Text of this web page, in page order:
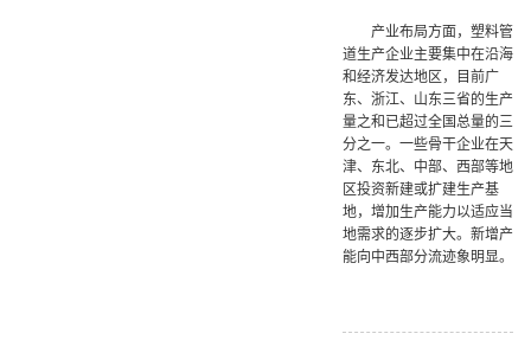
产业布局方面，塑料管
道生产企业主要集中在沿海
和经济发达地区，目前广
东、浙江、山东三省的生产
量之和已超过全国总量的三
分之一。一些骨干企业在天
津、东北、中部、西部等地
区投资新建或扩建生产基
地，增加生产能力以适应当
地需求的逐步扩大。新增产
能向中西部分流迹象明显。